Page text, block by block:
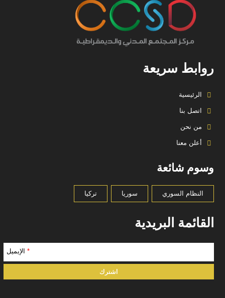
روابط سريعة
الرئيسية
اتصل بنا
من نحن
أعلن معنا
وسوم شائعة
النظام السوري سوريا تركيا
القائمة البريدية
* الإيميل